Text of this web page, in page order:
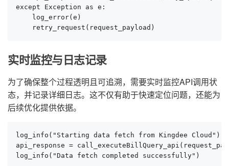
except Exception as e:
    log_error(e)
    retry_request(request_payload)
实时监控与日志记录
为了确保整个过程透明且可追溯，需要实时监控API调用状
态，并记录详细日志。这不仅有助于快速定位问题，还能为
后续优化提供依据。
log_info("Starting data fetch from Kingdee Cloud")
api_response =
log_info("Data fetch completed successfully")